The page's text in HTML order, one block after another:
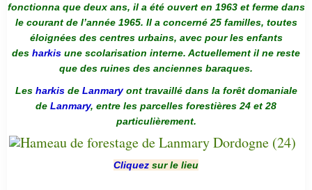
fonctionna que deux ans, il a été ouvert en 1963 et ferme dans
le courant de l’année 1965. Il a concerné 25 familles, toutes
éloignées des centres urbains, avec pour les enfants
des harkis une scolarisation interne. Actuellement il ne reste
que des ruines des anciennes baraques.
Les harkis de Lanmaryont travaillé dans la forêt domaniale
de Lanmary, entre les parcelles forestières 24 et 28
particulièrement.
Cliquez sur le lieu